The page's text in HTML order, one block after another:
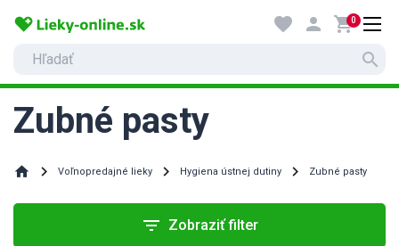
search
favorite person shopping_cart0
Zubné pasty
home Voľnopredajné lieky Hygiena ústnej dutiny Zubné pasty
filter_list Zobraziť filter